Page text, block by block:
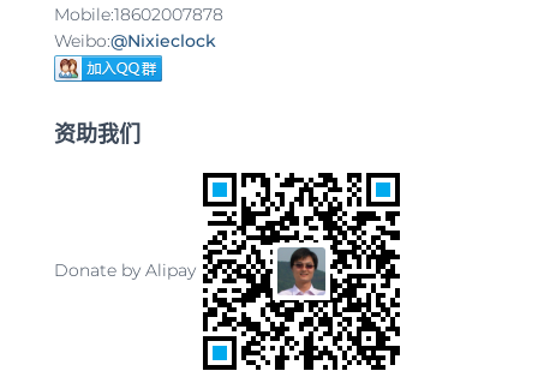
Mobile:18602007878
Weibo:@Nixieclock
资助我们
Donate by Alipay